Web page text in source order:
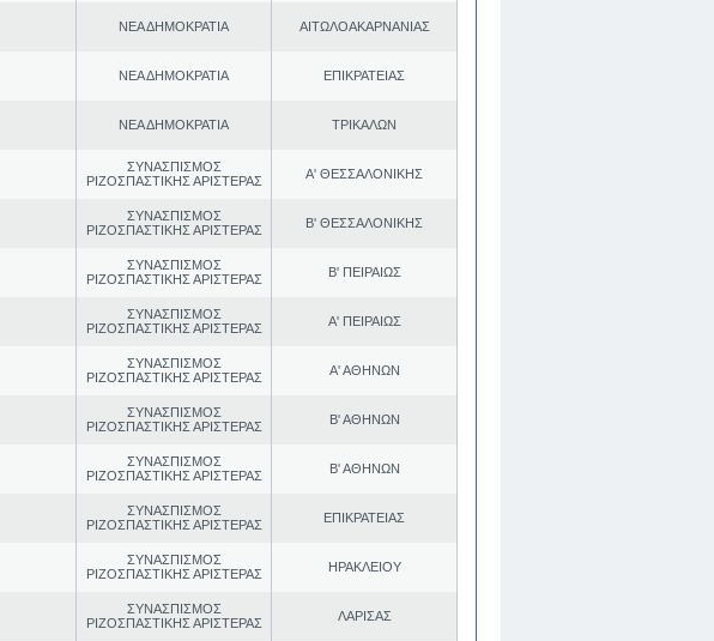
ΝΕΑ ΔΗΜΟΚΡΑΤΙΑ ΑΙΤΩΛΟΑΚΑΡΝΑΝΙΑΣ
ΝΕΑ ΔΗΜΟΚΡΑΤΙΑ ΕΠΙΚΡΑΤΕΙΑΣ
ΝΕΑ ΔΗΜΟΚΡΑΤΙΑ ΤΡΙΚΑΛΩΝ
ΣΥΝΑΣΠΙΣΜΟΣ
ΡΙΖΟΣΠΑΣΤΙΚΗΣ ΑΡΙΣΤΕΡΑΣ
Α' ΘΕΣΣΑΛΟΝΙΚΗΣ
ΣΥΝΑΣΠΙΣΜΟΣ
ΡΙΖΟΣΠΑΣΤΙΚΗΣ ΑΡΙΣΤΕΡΑΣ
Β' ΘΕΣΣΑΛΟΝΙΚΗΣ
ΣΥΝΑΣΠΙΣΜΟΣ
ΡΙΖΟΣΠΑΣΤΙΚΗΣ ΑΡΙΣΤΕΡΑΣ
Β' ΠΕΙΡΑΙΩΣ
ΣΥΝΑΣΠΙΣΜΟΣ
ΡΙΖΟΣΠΑΣΤΙΚΗΣ ΑΡΙΣΤΕΡΑΣ
Α' ΠΕΙΡΑΙΩΣ
ΣΥΝΑΣΠΙΣΜΟΣ
ΡΙΖΟΣΠΑΣΤΙΚΗΣ ΑΡΙΣΤΕΡΑΣ
Α' ΑΘΗΝΩΝ
ΣΥΝΑΣΠΙΣΜΟΣ
ΡΙΖΟΣΠΑΣΤΙΚΗΣ ΑΡΙΣΤΕΡΑΣ
Β' ΑΘΗΝΩΝ
ΣΥΝΑΣΠΙΣΜΟΣ
ΡΙΖΟΣΠΑΣΤΙΚΗΣ ΑΡΙΣΤΕΡΑΣ
Β' ΑΘΗΝΩΝ
ΣΥΝΑΣΠΙΣΜΟΣ
ΡΙΖΟΣΠΑΣΤΙΚΗΣ ΑΡΙΣΤΕΡΑΣ
ΕΠΙΚΡΑΤΕΙΑΣ
ΣΥΝΑΣΠΙΣΜΟΣ
ΡΙΖΟΣΠΑΣΤΙΚΗΣ ΑΡΙΣΤΕΡΑΣ
ΗΡΑΚΛΕΙΟΥ
ΣΥΝΑΣΠΙΣΜΟΣ
ΡΙΖΟΣΠΑΣΤΙΚΗΣ ΑΡΙΣΤΕΡΑΣ
ΛΑΡΙΣΑΣ